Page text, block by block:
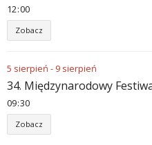
12 00
Zobacz
5 sierpień - 9 sierpień
34. Międzynarodowy
09 30
Zobacz